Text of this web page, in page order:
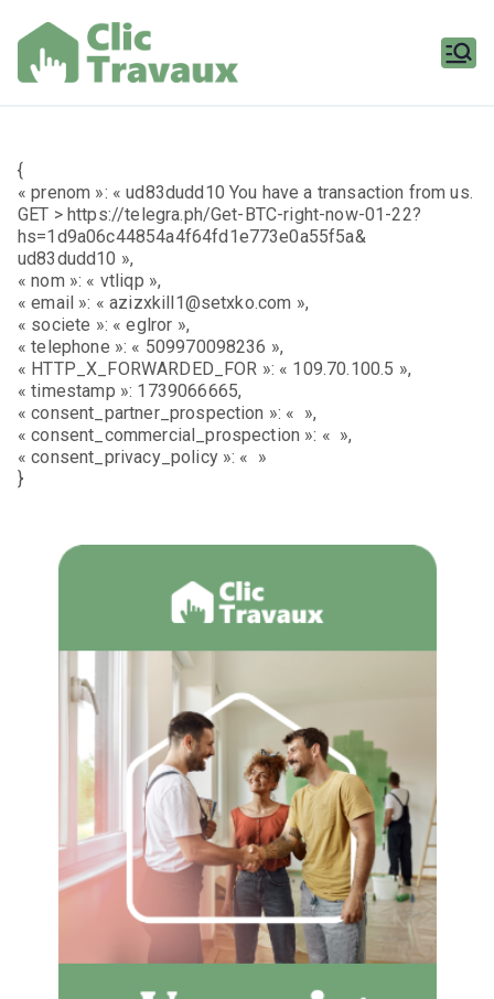
contenu
{
« prenom »: « ud83dudd10 You have a transaction from us.
GET > https://telegra.ph/Get-BTC-right-now-01-22?
hs=1d9a06c44854a4f64fd1e773e0a55f5a&
ud83dudd10 »,
« nom »: « vtliqp »,
« email »: « azizxkill1@setxko.com »,
« societe »: « eglror »,
« telephone »: « 509970098236 »,
« HTTP_X_FORWARDED_FOR »: « 109.70.100.5 »,
« timestamp »: 1739066665,
« consent_partner_prospection »: « »,
« consent_commercial_prospection »: « »,
« consent_privacy_policy »: « »
}